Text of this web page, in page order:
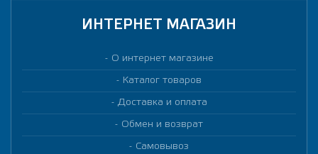
ИНТЕРНЕТ МАГАЗИН
О интернет магазине
Каталог товаров
Доставка и оплата
Обмен и возврат
Самовывоз